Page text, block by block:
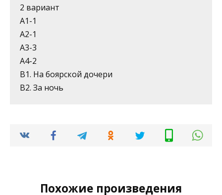
2 вариант
А1-1
А2-1
А3-3
А4-2
В1. На боярской дочери
В2. За ночь
Похожие произведения